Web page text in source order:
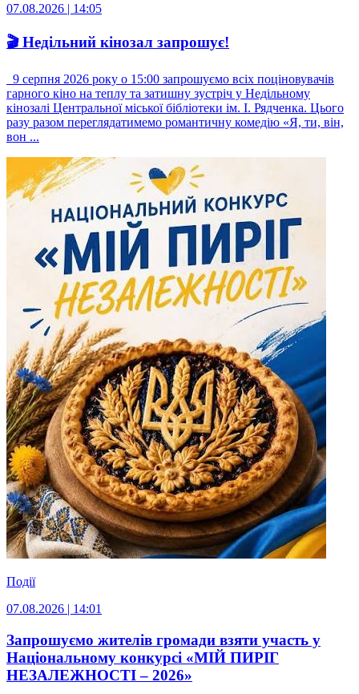
07.08.2026 | 14:05
🎬 Недільний кінозал запрошує!
9 серпня 2026 року о 15:00 запрошуємо всіх поціновувачів
гарного кіно на теплу та затишну зустріч у Недільному
кінозалі Центральної міської бібліотеки ім. І. Рядченка. Цього
разу разом переглядатимемо романтичну комедію «Я, ти, він,
вон ...
Події
07.08.2026 | 14:01
Запрошуємо жителів громади взяти участь у
Національному конкурсі «МІЙ ПИРІГ
НЕЗАЛЕЖНОСТІ – 2026»